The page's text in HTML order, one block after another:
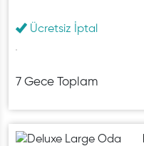
Ücretsiz İptal
7 Gece Toplam